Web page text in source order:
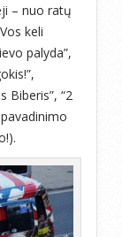
– nuo ratų
keli
palyda”,
Biberis”, “2